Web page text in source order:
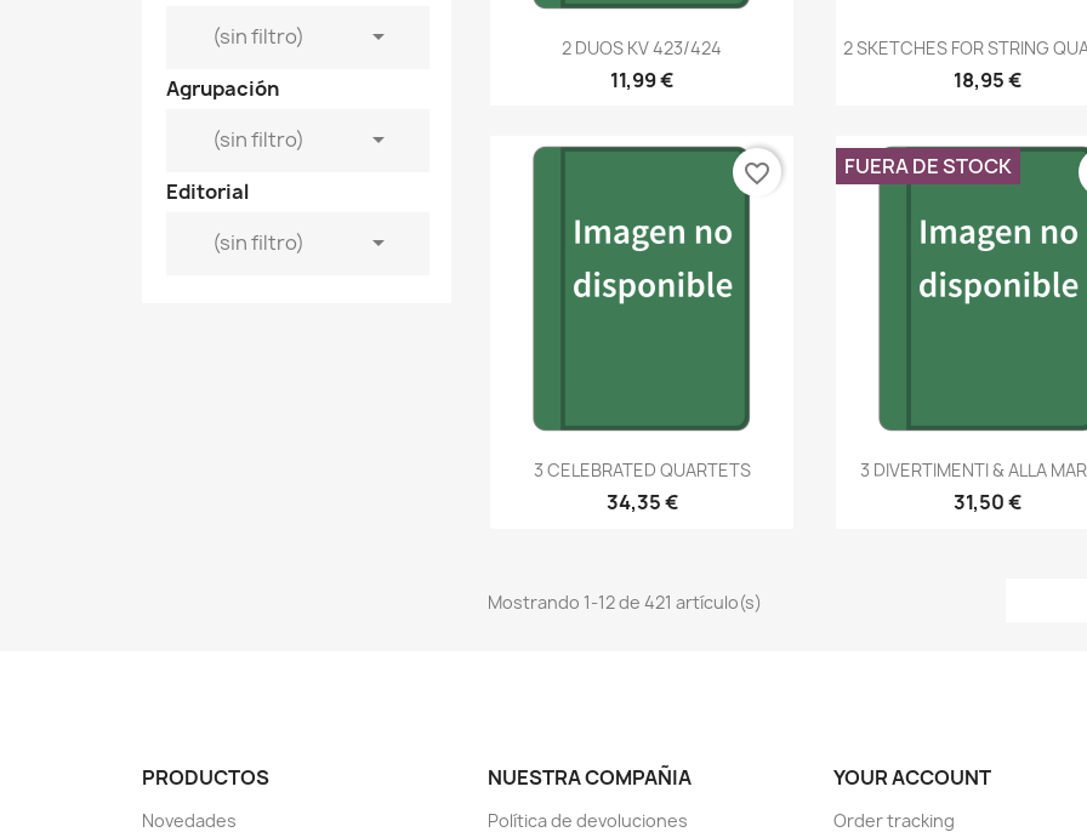
(sin filtro)

Agrupación
(sin filtro)

Editorial
(sin filtro)

Vista rápida
2 DUOS KV 423/424
11,99 €
Vista rápida
2 SKETCHES FOR STRING
18,95 €
Vista rápida
3 CELEBRATED QUARTETS
34,35 €
favorite_border
Vista rápida
3 DIVERTIMENTI & ALLA
31,50 €
FUERA DE STOCK
Mostrando 1-12 de 421 artículo(s)
PRODUCTOS
Novedades
NUESTRA COMPAÑIA
Política de devoluciones
YOUR ACCOUNT
Order tracking